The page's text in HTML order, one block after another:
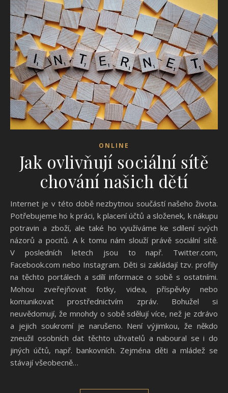
ONLINE
Jak ovlivňují sociální sítě
chování našich dětí
Internet je v této době nezbytnou součástí našeho života.
Potřebujeme ho k práci, k placení účtů a složenek, k nákupu
potravin a zboží, ale také ho využíváme ke sdílení svých
názorů a pocitů. A k tomu nám slouží právě sociální sítě.
V posledních letech jsou to např. Twitter.com,
Facebook.com nebo Instagram. Děti si zakládají tzv. profily
na těchto portálech a sdílí informace o sobě s ostatními.
Mohou zveřejňovat fotky, videa, příspěvky nebo
komunikovat prostřednictvím zpráv. Bohužel si
neuvědomují, že mnohdy o sobě sdělují více, než je zdrávo
a jejich soukromí je narušeno. Není výjimkou, že někdo
zneužil osobních dat těchto uživatelů a naboural se i do
jiných účtů, např. bankovních. Zejména děti a mládež se
stávají všeobecně…